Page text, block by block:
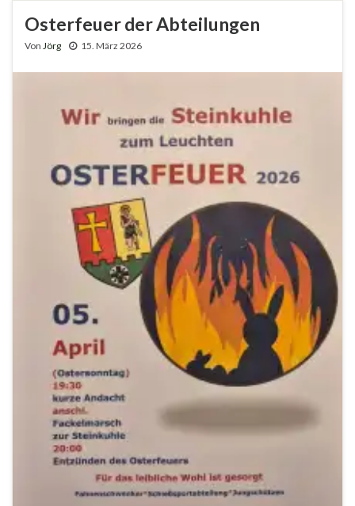
Osterfeuer der Abteilungen
Von Jörg 15. März 2026